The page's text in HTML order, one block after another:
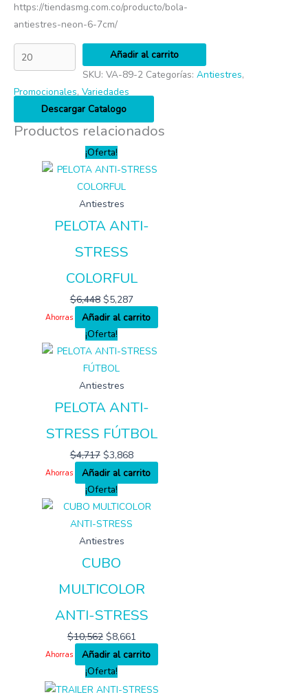
https://tiendasmg.com.co/producto/bola-
antiestres-neon-6-7cm/
Añadir al carrito
SKU: VA-89-2 Categorías: Antiestres,
Promocionales, Variedades
Descargar Catalogo
Productos relacionados
¡Oferta!
Antiestres
PELOTA ANTI-
STRESS
COLORFUL
$6,448 $5,287
Ahorras
Añadir al carrito
¡Oferta!
Antiestres
PELOTA ANTI-
STRESS FÚTBOL
$4,717 $3,868
Ahorras
Añadir al carrito
¡Oferta!
Antiestres
CUBO
MULTICOLOR
ANTI-STRESS
$10,562 $8,661
Ahorras
Añadir al carrito
¡Oferta!